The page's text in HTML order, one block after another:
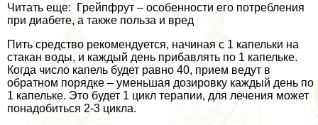
Читать еще: Грейпфрут – особенности его потрeбления
при диабете, а также польза и вред
Пить средство рекомендуется, начиная с 1 капельки на
стакан воды, и каждый день прибавлять по 1 капельке.
Когда число капель будет равно 40, прием ведут в
обратном порядке – уменьшая дозировку каждый день по
1 капельке. Это будет 1 цикл терапии, для лечения может
понадобиться 2-3 цикла.